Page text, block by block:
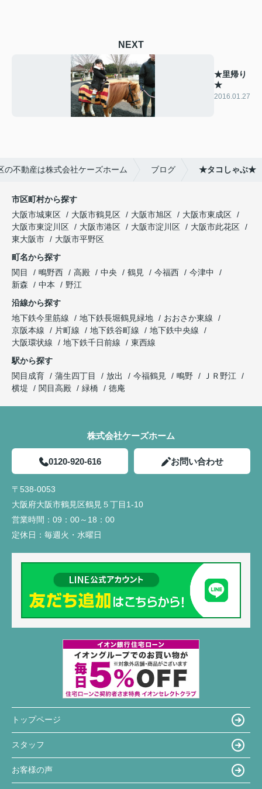
NEXT
★里帰り
★
2016.01.27
の不動産は株式会社ケーズホーム ブログ ★タコしゃぶ★
市区町村から探す
大阪市城東区
大阪市鶴見区 大阪市旭区
大阪市東成区
大阪市東淀川区
大阪市港区 大阪市淀川区
大阪市此花区
東大阪市
大阪市平野区
町名から探す
関目
鴫野西 高殿 中央 鶴見 今福西
今津中
新森
中本
野江
沿線から探す
地下鉄今里筋線
地下鉄長堀鶴見緑地
おおさか東線
京阪本線
片町線 地下鉄谷町線
地下鉄中央線
大阪環状線
地下鉄千日前線
東西線
駅から探す
関目成育
蒲生四丁目 放出 今福鶴見 鴫野
ＪＲ野江
横堤
関目高殿 緑橋 徳庵
株式会社ケーズホーム
0120-920-616 お問い合わせ
〒538-0053
大阪府大阪市鶴見区鶴見５丁目1-10
営業時間： 09：00～18：00
定休日： 毎週火・水曜日
トップページ
スタッフ
お客様の声